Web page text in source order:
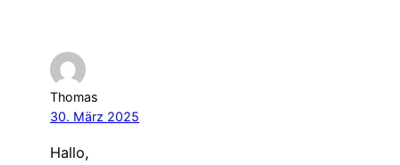
Thomas
30. März 2025
Hallo,